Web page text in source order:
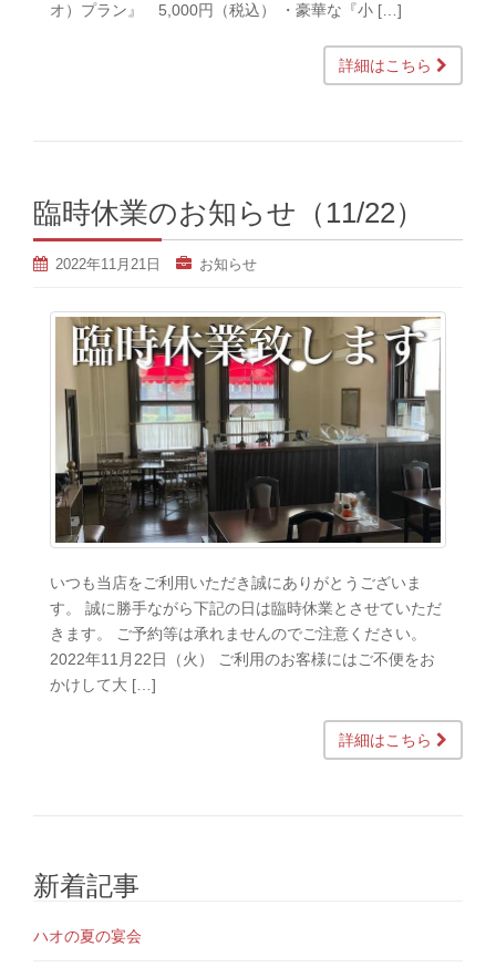
オ）プラン』 5,000円（税込） ・豪華な『小 […]
詳細はこちら
臨時休業のお知らせ（11/22）
2022年11月21日 お知らせ
いつも当店をご利用いただき誠にありがとうございま
す。 誠に勝手ながら下記の日は臨時休業とさせていただ
きます。 ご予約等は承れませんのでご注意ください。
2022年11月22日（火） ご利用のお客様にはご不便をお
かけして大 […]
詳細はこちら
新着記事
ハオの夏の宴会